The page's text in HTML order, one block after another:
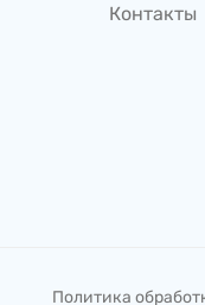
Контакты
Политика